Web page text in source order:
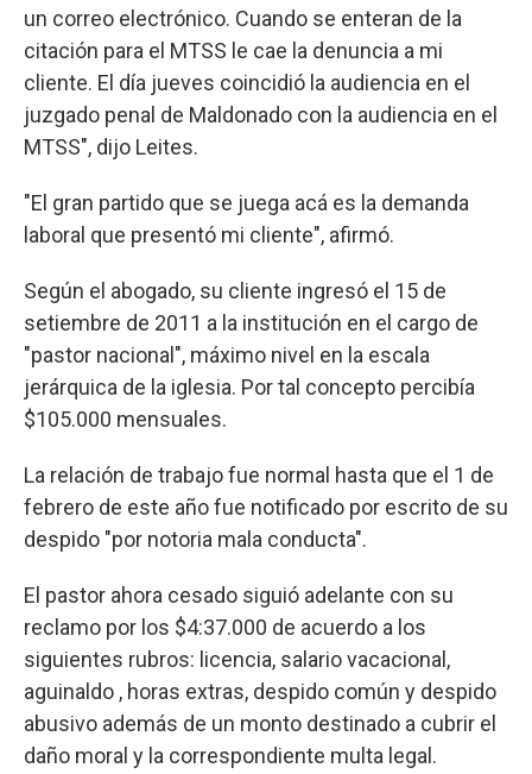
un correo electrónico. Cuando se enteran de la
citación para el MTSS le cae la denuncia a mi
cliente. El día jueves coincidió la audiencia en el
juzgado penal de Maldonado con la audiencia en el
MTSS", dijo Leites.
"El gran partido que se juega acá es la demanda
laboral que presentó mi cliente", afirmó.
Según el abogado, su cliente ingresó el 15 de
setiembre de 2011 a la institución en el cargo de
"pastor nacional", máximo nivel en la escala
jerárquica de la iglesia. Por tal concepto percibía
$105.000 mensuales.
La relación de trabajo fue normal hasta que el 1 de
febrero de este año fue notificado por escrito de su
despido "por notoria mala conducta".
El pastor ahora cesado siguió adelante con su
reclamo por los $4:37.000 de acuerdo a los
siguientes rubros: licencia, salario vacacional,
aguinaldo , horas extras, despido común y despido
abusivo además de un monto destinado a cubrir el
daño moral y la correspondiente multa legal.